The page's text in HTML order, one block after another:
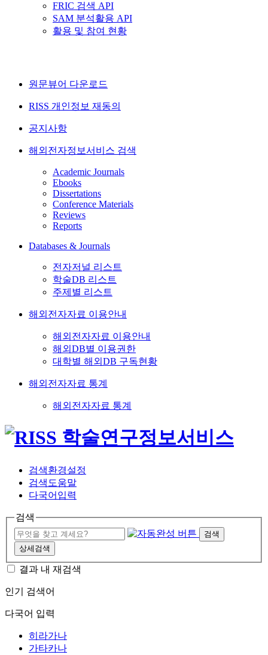
FRIC 검색 API
SAM 분석활용 API
활용 및 참여 현황
원문뷰어 다운로드
RISS 개인정보 재동의
공지사항
해외전자정보서비스 검색
Academic Journals
Ebooks
Dissertations
Conference Materials
Reviews
Reports
Databases & Journals
전자저널 리스트
학술DB 리스트
주제별 리스트
해외전자자료 이용안내
해외전자자료 이용안내
해외DB별 이용권한
대학별 해외DB 구독현황
해외전자자료 통계
해외전자자료 통계
검색환경설정
검색도움말
다국어입력
검색
검색
상세검색
결과 내 재검색
인기 검색어
다국어 입력
히라가나
가타카나